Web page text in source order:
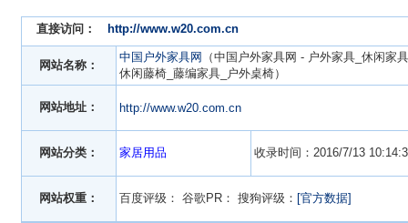
直接访问： http://www.w20.com.cn
网站名称：
中国户外家具网
（中国户外家具网 - 户外家具_休闲家
休闲藤椅_藤编家具_户外桌椅）
网站地址： http://www.w20.com.cn
网站分类： 家居用品 收录时间：2016/7/13
网站权重： 百度评级： 谷歌PR： 搜狗评级： [官方数据]